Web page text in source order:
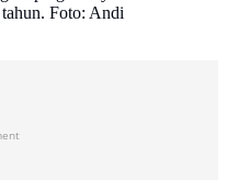
Foto: Andi